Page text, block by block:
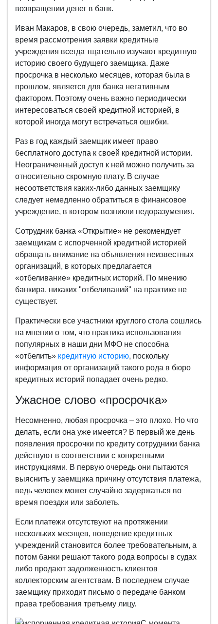
возвращении денег в банк.
Иван Макаров, в свою очередь, заметил, что во
время рассмотрения заявки кредитные
учреждения всегда тщательно изучают кредитную
историю своего будущего заемщика. Даже
просрочка в несколько месяцев, которая была в
прошлом, является для банка негативным
фактором. Поэтому очень важно периодически
интересоваться своей кредитной историей, в
которой иногда могут встречаться ошибки.
Раз в год каждый заемщик имеет право
бесплатного доступа к своей кредитной истории.
Неограниченный доступ к ней можно получить за
относительно скромную плату. В случае
несоответствия каких-либо данных заемщику
следует немедленно обратиться в финансовое
учреждение, в котором возникли недоразумения.
Сотрудник банка «Открытие» не рекомендует
заемщикам с испорченной кредитной историей
обращать внимание на объявления неизвестных
организаций, в которых предлагается
«отбеливание» кредитных историй. По мнению
банкира, никаких "отбеливаний" на практике не
существует.
Практически все участники круглого стола сошлись
на мнении о том, что практика использования
популярных в наши дни МФО не способна
«отбелить» кредитную историю, поскольку
информация от организаций такого рода в бюро
кредитных историй попадает очень редко.
Ужасное слово «просрочка»
Несомненно, любая просрочка – это плохо. Но что
делать, если она уже имеется? В первый же день
появления просрочки по кредиту сотрудники банка
действуют в соответствии с конкретными
инструкциями. В первую очередь они пытаются
выяснить у заемщика причину отсутствия платежа,
ведь человек может случайно задержаться во
время поездки или заболеть.
Если платежи отсутствуют на протяжении
нескольких месяцев, поведение кредитных
учреждений становится более требовательным, а
потом банки решают такого рода вопросы в судах
либо продают задолженность клиентов
коллекторским агентствам. В последнем случае
заемщику приходит письмо о передаче банком
права требования третьему лицу.